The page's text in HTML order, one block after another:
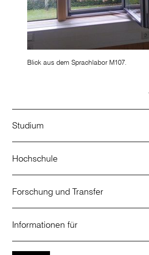
Blick aus dem Sprachlabor M107.
Studium
Studienangebot
Bewerbung
Studienberatung
Hochschule
Über uns
Aktuelles
Forschung und Transfer
Projekte
Informationen für